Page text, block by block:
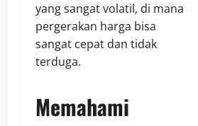
yang sangat volatil, di mana
pergerakan harga bisa
sangat cepat dan tidak
terduga.
Memahami